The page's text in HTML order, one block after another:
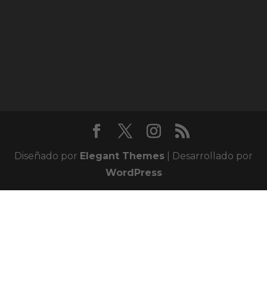
Diseñado por Elegant Themes | Desarrollado por
WordPress